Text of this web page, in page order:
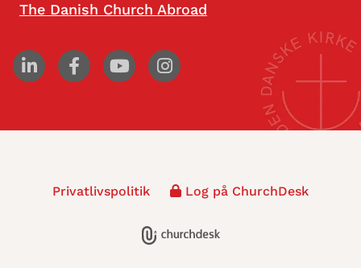
The Danish Church Abroad
Privatlivspolitik Log på ChurchDesk